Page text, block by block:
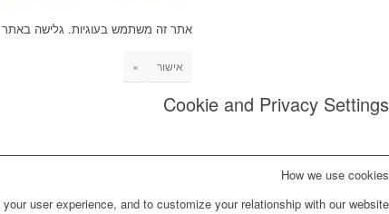
אתר זה משתמש בעוגיות. גלישה באתר
אישור ×
Cookie and Privacy Settings
How we use cookies
user experience, and to customize your relationship with our website.